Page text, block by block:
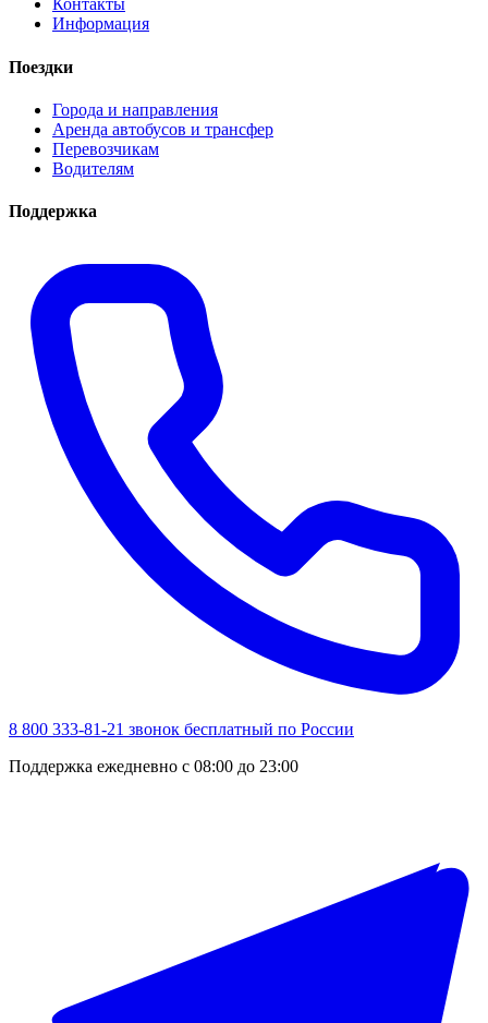
Контакты
Информация
Поездки
Города и направления
Аренда автобусов и трансфер
Перевозчикам
Водителям
Поддержка
8 800 333-81-21 звонок бесплатный по России
Поддержка ежедневно с 08:00 до 23:00